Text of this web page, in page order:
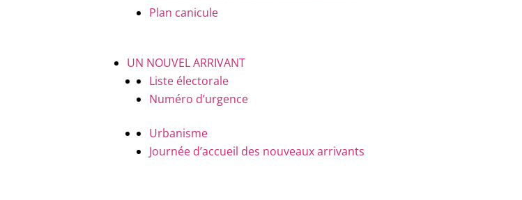
Plan canicule
UN NOUVEL ARRIVANT
Liste électorale
Numéro d’urgence
Urbanisme
Journée d’accueil des nouveaux arrivants